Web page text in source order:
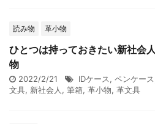
読み物 革小物
ひとつは持っておきたい新社会
物
2022/2/21 IDケース, ペンケース
文具, 新社会人 , 筆箱, 革小物, 革文具